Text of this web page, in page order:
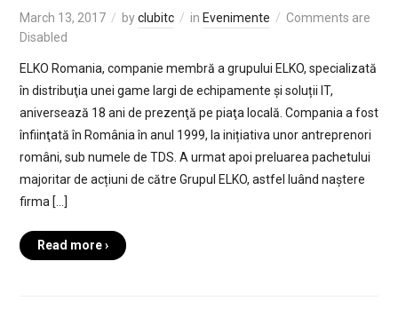
March 13, 2017 byclubitc in Evenimente
Comments are
Disabled
ELKO Romania, companie membră a grupului ELKO, specializată
în distribuţia unei game largi de echipamente și soluții IT,
aniversează 18 ani de prezenţă pe piaţa locală. Compania a fost
înfiinţată în România în anul 1999, la inițiativa unor antreprenori
români, sub numele de TDS. A urmat apoi preluarea pachetului
majoritar de acțiuni de către Grupul ELKO, astfel luând naștere
firma […]
Read more ›